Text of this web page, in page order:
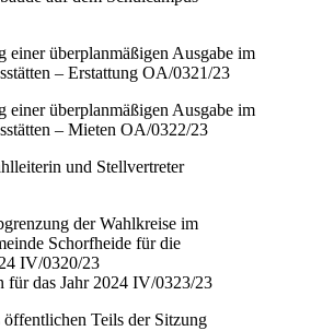
einer überplanmäßigen Ausgabe im
– Erstattung OA/0321/23
einer überplanmäßigen Ausgabe im
– Mieten OA/0322/23
und Stellvertreter
der Wahlkreise im
Schorfheide für die
IV/0320/23
für das Jahr 2024 IV/0323/23
öffentlichen Teils der Sitzung